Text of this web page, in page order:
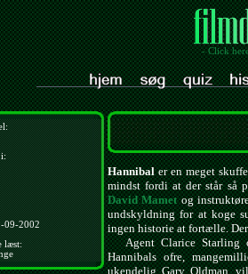
- Click
i:
09-2002
læst:
Hannibaler en meget
mindst fordi at der står så
David Mametog
undskyldning for at koge
ingen historie at fortælle.
Agent Clarice Starling
Hannibals ofre,
ukendelig Gary Oldman,